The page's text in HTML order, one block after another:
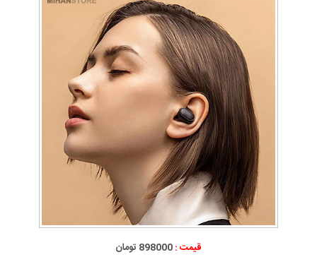
قیمت :898000 تومان